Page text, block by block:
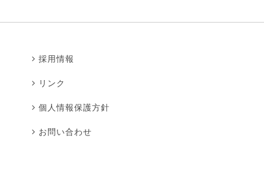
採用情報
リンク
個人情報保護方針
お問い合わせ